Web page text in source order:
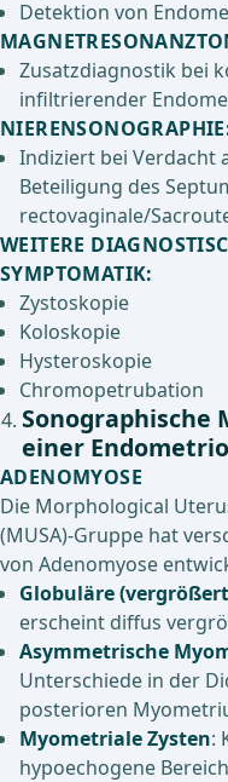
Detektion von
Zusatzdiagnostik bei
infiltrierender
NIERENSONOGRAPHIE
Indiziert bei Verdacht
Beteiligung des
rectovaginale/
WEITERE
SYMPTOMATIK:
Zystoskopie
Koloskopie
Hysteroskopie
Chromopetrubation
Sonographische
einer
ADENOMYOSE
Die Morphological
(MUSA)-Gruppe hat
von Adenomyose
Globuläre
erscheint diffus
Asymmetrische
Unterschiede in der
posterioren
Myometriale Zysten:
hypoechogene